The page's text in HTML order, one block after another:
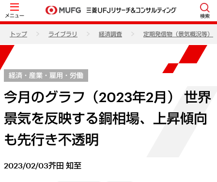
メニュー 検索
トップ ライブラリ 経済調査 定期発信物（景気概況等）
経済・産業・雇用・労働
今月のグラフ（2023年2月） 世界
景気を反映する銅相場、上昇傾向
も先行き不透明
2023/02/03芥田 知至